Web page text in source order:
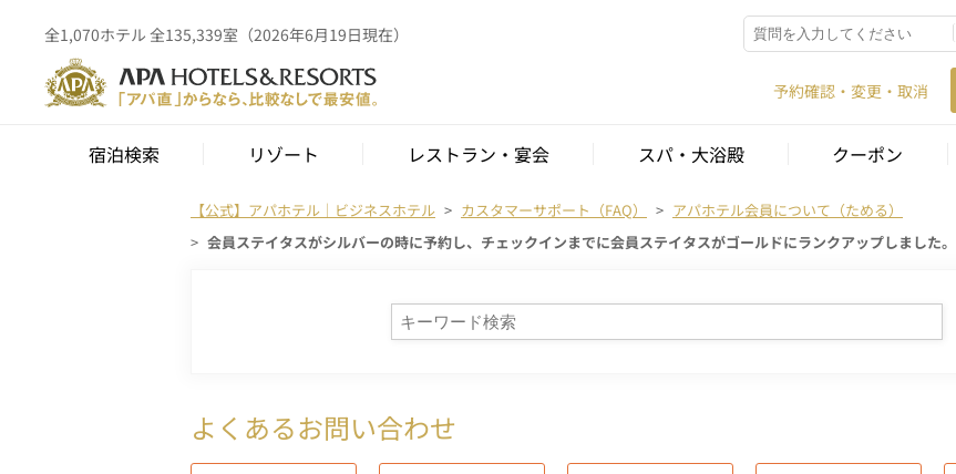
全1,070ホテル 全135,339室（2026年6月19日現在）
予約確認・変更・取消
宿泊検索 リゾート レストラン・宴会 スパ・大浴殿 クーポン
【公式】アパホテル｜ビジネスホテル カスタマーサポート（FAQ）
アパホテル会員について（ためる）
会員ステイタスがシルバーの時に予約し、チェックインまでに会員ステイタスがゴールドにランクアップしました
よくあるお問い合わせ